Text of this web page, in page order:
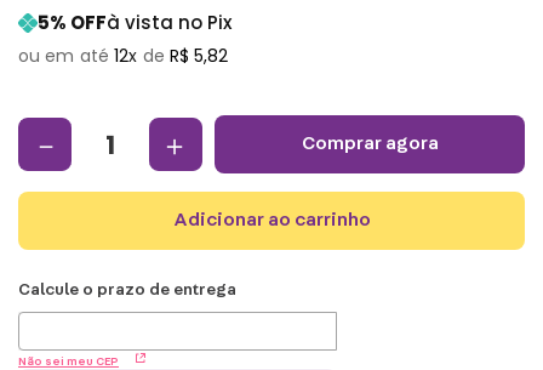
5% OFFà vista no Pix
12 R$ 5,82
＋
－ comprar agora
adicionar ao carrinho
Não sei meu CEP